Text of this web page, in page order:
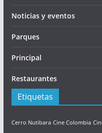
Noticias y eventos
Parques
Principal
Restaurantes
Etiquetas
Cerro Nutibara Cine Colombia